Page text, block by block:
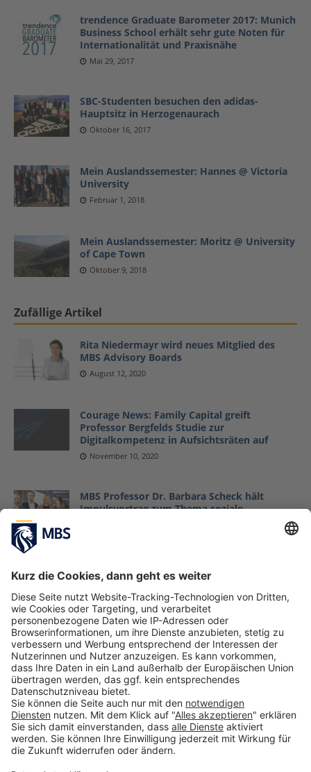
trendence Graduate Barometer 2017: Munich
Business School erhält sehr gute Noten für
Internationalität und Praxisnähe
Mai 29, 2017
SBC-Studenten besuchen den adidas-
Hauptsitz in Herzogenaurach
Oktober 16, 2017
Mein Auslandssemester: Hannes @ Victoria
University
Februar 1, 2018
Mein Auslandssemester: Moritz @ University
of Cape Town
Oktober 9, 2018
Zufällige Artikel
Rita Niedermayr wird neues Mitglied des
MBS Advisory Boards
August 12, 2020
Courage News: Family Capital greift
Professor Bergfelds Studie zur
Digitalkompetenz in Aufsichtsräten auf
November 10, 2020
MBS Professor Dr. Barbara Scheck hält
Impulsvortrag zum Thema soziale
MBS begrüßt internationale
Austauschstudierende zum Start des neuen
Semesters
Januar 20, 2020
DBA-Studierende präsentieren ihre
Forschungsprojekte im Rahmen der ersten
MBS Doctoral Conference
Juni 2, 2020